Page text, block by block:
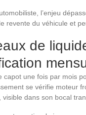
l’enjeu
revente du véhicule et
de
capot une fois par mois
se vérifie moteur
visible dans son bocal